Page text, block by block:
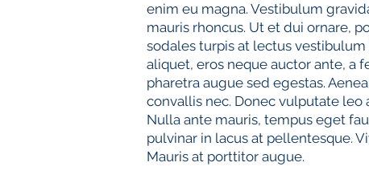
enim eu magna. Vestibulum
mauris rhoncus. Ut et dui ornare,
sodales turpis at lectus
aliquet, eros neque auctor ante, a
pharetra augue sed egestas.
convallis nec. Donec vulputate
Nulla ante mauris, tempus eget
pulvinar in lacus at pellentesque.
Mauris at porttitor augue.